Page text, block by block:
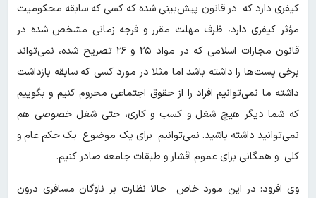
کیفری دارد که در قانون پیش‌بینی شده که کسی که سابقه محکومیت
مؤثر کیفری دارد، ظرف مهلت مقرر و فرجه زمانی مشخص شده در
قانون مجازات اسلامی که در مواد ۲۵ و ۲۶ تصریح شده، نمی‌تواند
برخی پست‌ها را داشته باشد اما مثلا در مورد کسی که سابقه بازداشت
داشته ما نمی‌توانیم افراد را از حقوق اجتماعی محروم کنیم و بگوییم
که شما دیگر هیچ شغل و کسب و کاری، حتی شغل خصوصی هم
نمی‌توانید داشته باشید. نمی‌توانیم برای یک موضوع یک حکم عام و
کلی و همگانی برای عموم اقشار و طبقات جامعه صادر کنیم.
وی افزود: در این مورد خاص حالا نظارت بر ناوگان مسافری درون